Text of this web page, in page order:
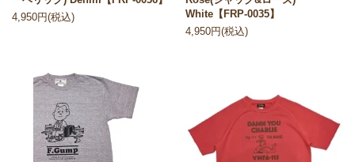
4,950円(税込)
White【FRP-0035】
4,950円(税込)